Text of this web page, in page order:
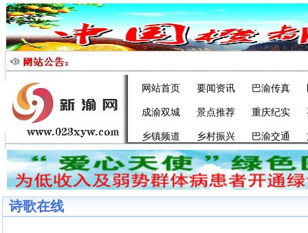
网站首页 要闻资讯 巴渝传真
成渝双城 景点推荐 重庆纪实
乡镇频道 乡村振兴 巴渝交通
诗歌在线